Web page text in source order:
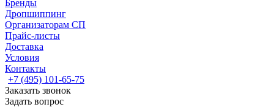
Бренды
Дропшиппинг
Организаторам СП
Прайс-листы
Доставка
Условия
Контакты
+7 (495) 101-65-75
Заказать звонок
Задать вопрос